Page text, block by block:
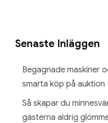
Senaste Inläggen
Begagnade maskiner
smarta köp på auktion
Så skapar du
gästerna aldrig